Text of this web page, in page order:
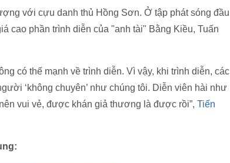
với cựu danh thủ Hồng Sơn. Ở tập phát sóng đầu
cao phần trình diễn của "anh tài" Bằng Kiều, Tuấn
có thế mạnh về trình diễn. Vì vậy, khi trình diễn, các
‘không chuyên’ như chúng tôi. Diễn viên hài như
vui vẻ, được khán giả thương là được rồi”, Tiến